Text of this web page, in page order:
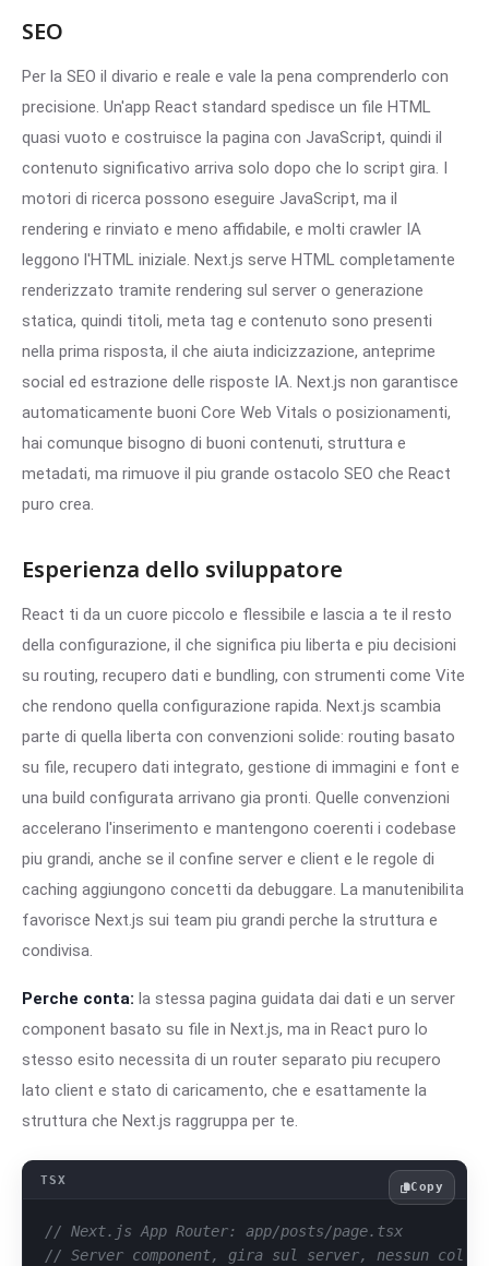
SEO
Per la SEO il divario e reale e vale la pena comprenderlo con
precisione. Un'app React standard spedisce un file HTML
quasi vuoto e costruisce la pagina con JavaScript, quindi il
contenuto significativo arriva solo dopo che lo script gira. I
motori di ricerca possono eseguire JavaScript, ma il
rendering e rinviato e meno affidabile, e molti crawler IA
leggono l'HTML iniziale. Next.js serve HTML completamente
renderizzato tramite rendering sul server o generazione
statica, quindi titoli, meta tag e contenuto sono presenti
nella prima risposta, il che aiuta indicizzazione, anteprime
social ed estrazione delle risposte IA. Next.js non garantisce
automaticamente buoni Core Web Vitals o posizionamenti,
hai comunque bisogno di buoni contenuti, struttura e
metadati, ma rimuove il piu grande ostacolo SEO che React
puro crea.
Esperienza dello sviluppatore
React ti da un cuore piccolo e flessibile e lascia a te il resto
della configurazione, il che significa piu liberta e piu decisioni
su routing, recupero dati e bundling, con strumenti come Vite
che rendono quella configurazione rapida. Next.js scambia
parte di quella liberta con convenzioni solide: routing basato
su file, recupero dati integrato, gestione di immagini e font e
una build configurata arrivano gia pronti. Quelle convenzioni
accelerano l'inserimento e mantengono coerenti i codebase
piu grandi, anche se il confine server e client e le regole di
caching aggiungono concetti da debuggare. La manutenibilita
favorisce Next.js sui team piu grandi perche la struttura e
condivisa.
Perche conta: la stessa pagina guidata dai dati e un server
component basato su file in Next.js, ma in React puro lo
stesso esito necessita di un router separato piu recupero
lato client e stato di caricamento, che e esattamente la
struttura che Next.js raggruppa per te.
// Next.js App Router: app/posts/page.tsx
// Server component, gira sul server, nessun
Copy